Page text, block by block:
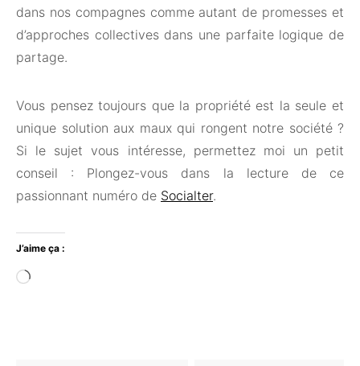
dans nos compagnes comme autant de promesses et
d’approches collectives dans une parfaite logique de
partage.
Vous pensez toujours que la propriété est la seule et
unique solution aux maux qui rongent notre société ?
Si le sujet vous intéresse, permettez moi un petit
conseil : Plongez-vous dans la lecture de ce
passionnant numéro de Socialter.
J’aime ça :
Chargement…